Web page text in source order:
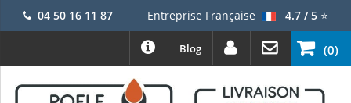
04 50 16 11 87 Entreprise Française 4.7 / 5⭐
(0)
Blog